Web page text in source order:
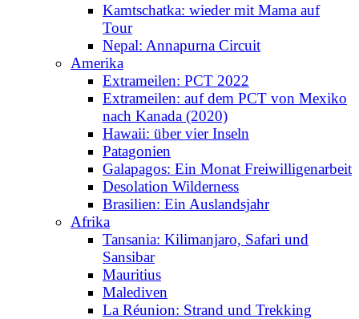
Kamtschatka: wieder mit Mama auf
Tour
Nepal: Annapurna Circuit
Amerika
Extrameilen: PCT 2022
Extrameilen: auf dem PCT von Mexiko
nach Kanada (2020)
Hawaii: über vier Inseln
Patagonien
Galapagos: Ein Monat Freiwilligenarbeit
Desolation Wilderness
Brasilien: Ein Auslandsjahr
Afrika
Tansania: Kilimanjaro, Safari und
Sansibar
Mauritius
Malediven
La Réunion: Strand und Trekking